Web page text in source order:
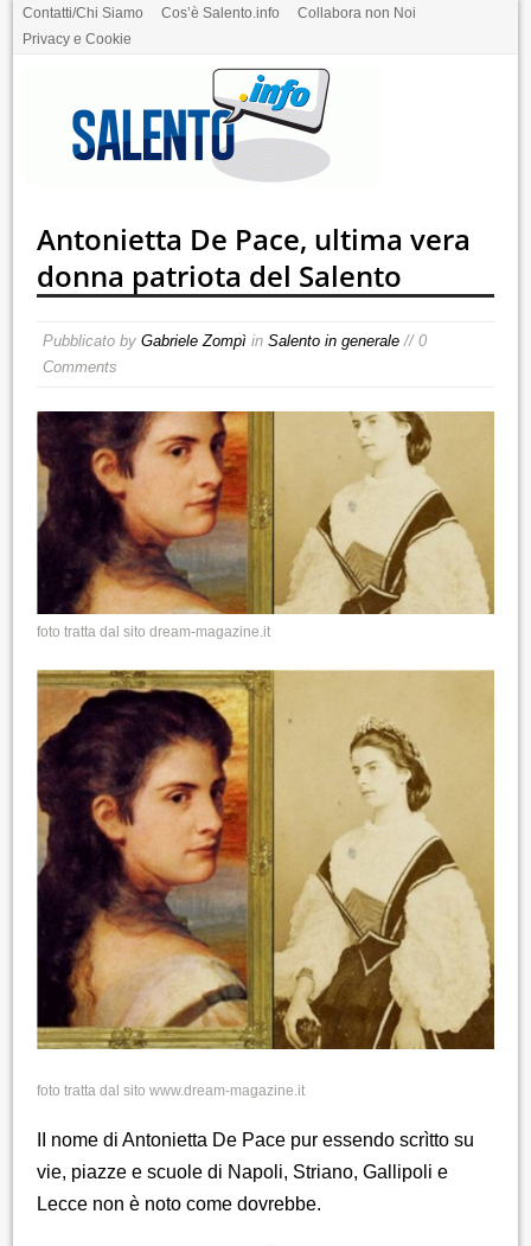
Contatti/Chi Siamo Cos’è Salento.info
Collabora non Noi
Privacy e Cookie
Antonietta De Pace, ultima vera
donna patriota del Salento
Pubblicato byGabriele Zompì inSalento in generale // 0
Comments
foto tratta dal sito dream-magazine.it
foto tratta dal sito www.dream-magazine.it
II nome di Antonietta De Pace pur essendo scrìtto su
vie, piazze e scuole di Napoli, Striano, Gallipoli e
Lecce non è noto come dovrebbe.